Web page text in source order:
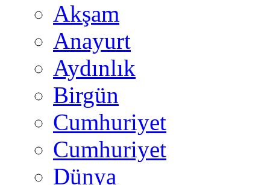
Akşam
Anayurt
Aydınlık
Birgün
Cumhuriyet
Cumhuriyet
Dünya